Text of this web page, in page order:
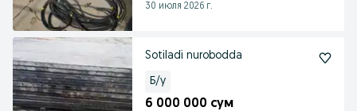
30 июля 2026 г.
Sotiladi nurobodda
Б/у
6 000 000 сум